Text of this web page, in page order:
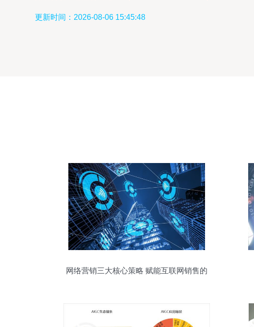
更新时间：2026-08-06 15:45:48
网络营销三大核心策略 赋能互联网销售的